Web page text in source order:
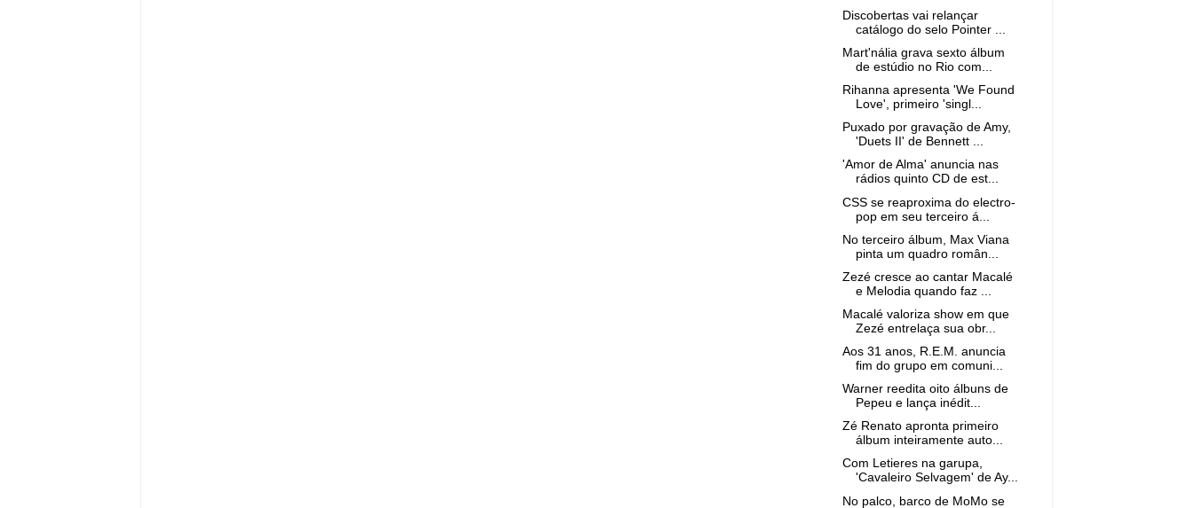
Discobertas vai relançar
catálogo do selo Pointer ...
Mart'nália grava sexto álbum
de estúdio no Rio com...
Rihanna apresenta 'We Found
Love', primeiro 'singl...
Puxado por gravação de Amy,
'Duets II' de Bennett ...
'Amor de Alma' anuncia nas
rádios quinto CD de est...
CSS se reaproxima do electro-
pop em seu terceiro á...
No terceiro álbum, Max Viana
pinta um quadro român...
Zezé cresce ao cantar Macalé
e Melodia quando faz ...
Macalé valoriza show em que
Zezé entrelaça sua obr...
Aos 31 anos, R.E.M. anuncia
fim do grupo em comuni...
Warner reedita oito álbuns de
Pepeu e lança inédit...
Zé Renato apronta primeiro
álbum inteiramente auto...
Com Letieres na garupa,
'Cavaleiro Selvagem' de Ay...
No palco, barco de MoMo se